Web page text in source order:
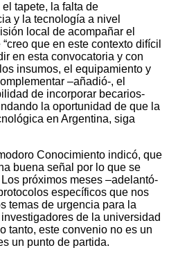
tapete, la falta de
y la tecnología a nivel
local de acompañar el
que en este contexto difícil
en esta convocatoria y con
insumos, el equipamiento y
–añadió-, el
de incorporar becarios-
la oportunidad de que la
en Argentina, siga
Conocimiento indicó, que
buena señal por lo que se
próximos meses –adelantó-
específicos que nos
temas de urgencia para la
de la universidad
tanto, este convenio no es un
un punto de partida.